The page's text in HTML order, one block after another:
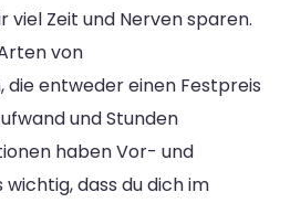
viel Zeit und Nerven sparen.
von
die entweder einen Festpreis
und Stunden
haben Vor- und
dass du dich im